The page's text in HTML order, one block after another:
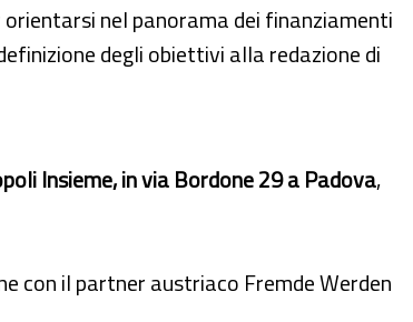
nel panorama dei finanziamenti
degli obiettivi alla redazione di
Insieme, in via Bordone 29 a Padova,
con il partner austriaco Fremde Werden